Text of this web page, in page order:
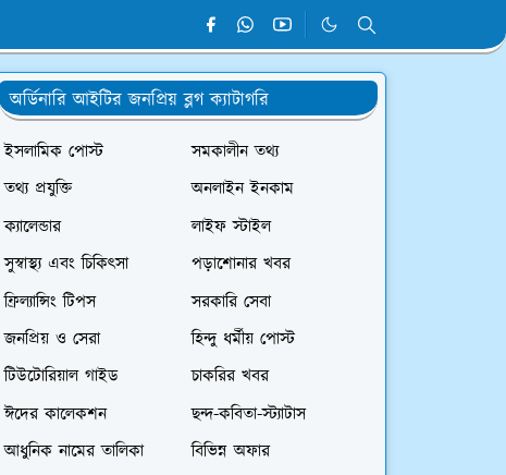
অর্ডিনারি আইটির জনপ্রিয় ব্লগ ক্যাটাগরি
ইসলামিক পোস্ট
সমকালীন তথ্য
তথ্য প্রযুক্তি
অনলাইন ইনকাম
ক্যালেন্ডার
লাইফ স্টাইল
সুস্বাস্থ্য এবং চিকিৎসা
পড়াশোনার খবর
ফ্রিল্যান্সিং টিপস
সরকারি সেবা
জনপ্রিয় ও সেরা
হিন্দু ধর্মীয় পোস্ট
টিউটোরিয়াল গাইড
চাকরির খবর
ঈদের কালেকশন
ছন্দ-কবিতা-স্ট্যাটাস
আধুনিক নামের তালিকা
বিভিন্ন অফার